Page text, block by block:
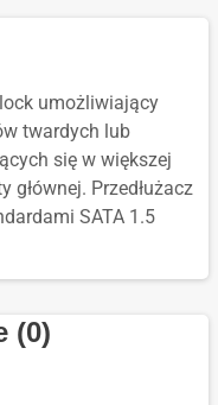
umożliwiający
twardych lub
się w większej
głównej. Przedłużacz
SATA 1.5
(0)